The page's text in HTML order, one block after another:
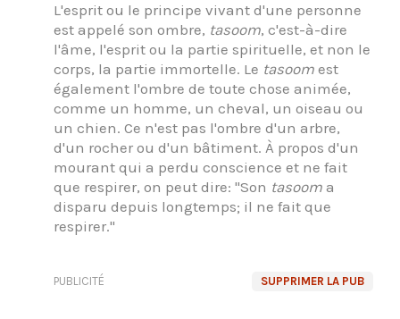
L'esprit ou le principe vivant d'une personne
est appelé son ombre, tasoom, c'est-à-dire
l'âme, l'esprit ou la partie spirituelle, et non le
corps, la partie immortelle. Le tasoom est
également l'ombre de toute chose animée,
comme un homme, un cheval, un oiseau ou
un chien. Ce n'est pas l'ombre d'un arbre,
d'un rocher ou d'un bâtiment. À propos d'un
mourant qui a perdu conscience et ne fait
que respirer, on peut dire: "Son tasoom a
disparu depuis longtemps; il ne fait que
respirer."
SUPPRIMER LA PUB
PUBLICITÉ